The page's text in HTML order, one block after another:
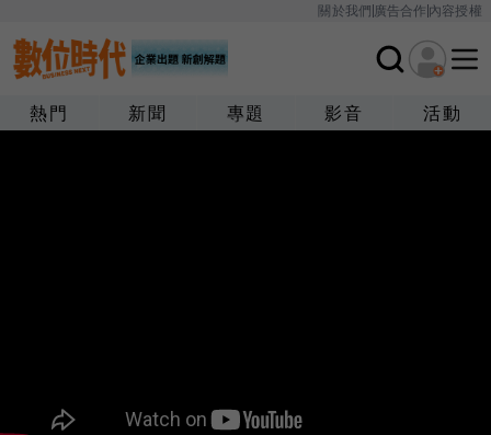
關於我們廣告合作內容授權
熱門 新聞 專題 影音 活動